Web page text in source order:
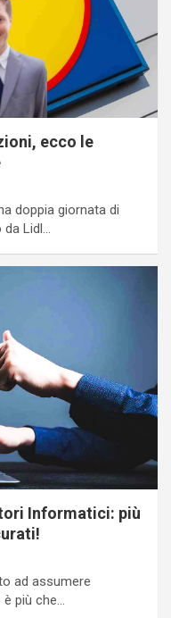
ecco le
doppia giornata di
da Lidl…
Informatici: più
ad assumere
più che…